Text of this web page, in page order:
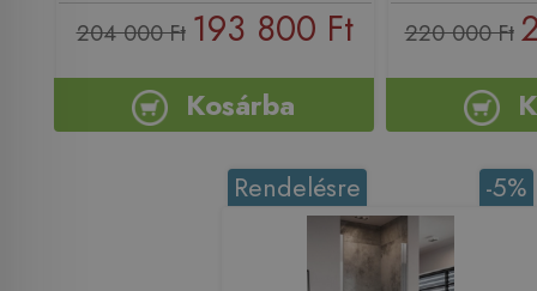
204 000 Ft 193 800 Ft
Kosárba
220 000 Ft
-5%
Rendelésre